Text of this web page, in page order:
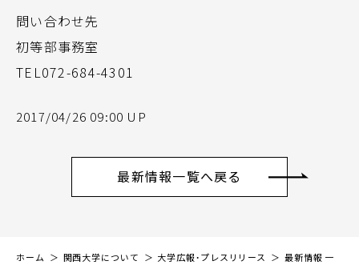
問い合わせ先
初等部事務室
TEL072-684-4301
2017/04/26 09:00 UP
最新情報一覧へ戻る
ホーム 関西大学について 大学広報・プレスリリース
最新情報 一